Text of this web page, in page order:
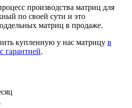
производства матриц для
по своей сути и это
матриц в продаже.
купленную у нас матрицу в
гарантией.